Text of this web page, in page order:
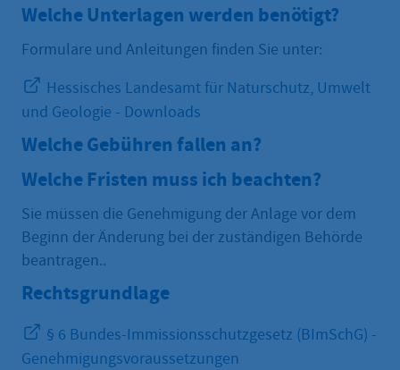
Welche Unterlagen werden benötigt?
Formulare und Anleitungen finden Sie unter:
Hessisches Landesamt für Naturschutz, Umwelt
und Geologie - Downloads
Welche Gebühren fallen an?
Welche Fristen muss ich beachten?
Sie müssen die Genehmigung der Anlage vor dem
Beginn der Änderung bei der zuständigen Behörde
beantragen..
Rechtsgrundlage
§ 6 Bundes-Immissionsschutzgesetz (BImSchG) -
Genehmigungsvoraussetzungen